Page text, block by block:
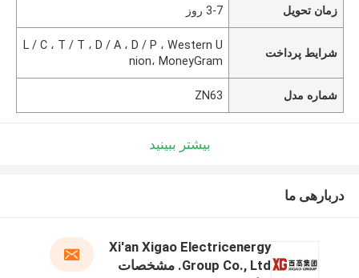
زمان تحویل 3-7 روز
شرایط پرداخت
L / C ، T / T ، D / A ، D / P ، Western U
nion، MoneyGram
شماره مدل ZN63
بیشتر ببینید
دربارهی ما
Xi'an Xigao Electricenergy
Group Co., Ltd. مشخصات